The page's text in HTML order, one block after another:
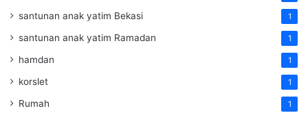
santunan anak yatim Bekasi 1
santunan anak yatim Ramadan 1
hamdan 1
korslet 1
Rumah 1